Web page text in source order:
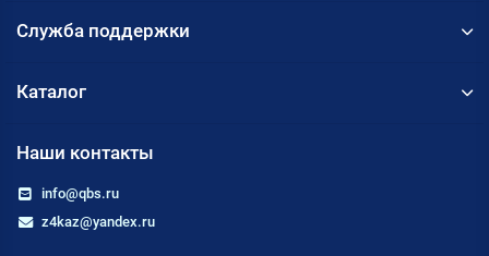
Служба поддержки
Каталог
Наши контакты
info@qbs.ru
z4kaz@yandex.ru